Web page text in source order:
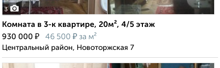
3
Комната в 3-к квартире, 20м², 4/5 этаж
930 000 ₽ 46 500 ₽ за м²
Центральный район, Новоторжская 7